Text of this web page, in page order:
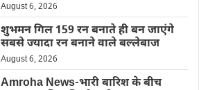
August 6, 2026
शुभमन गिल 159 रन बनाते ही बन जाएंगे
सबसे ज्यादा रन बनाने वाले बल्लेबाज
August 6, 2026
Amroha News-भारी बारिश के बीच